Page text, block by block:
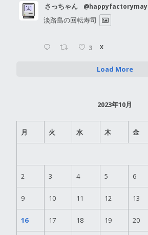
さっちゃん @happyfactorymay
淡路島の回転寿司
3 X
Load More
2023年10月
月 火 水 木 金
2 3 4 5 6
9 10 11 12 13
16 17 18 19 20